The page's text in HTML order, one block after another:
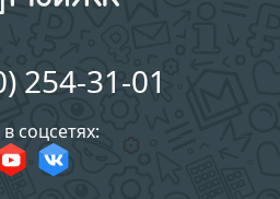
254-31-01
соцсетях: